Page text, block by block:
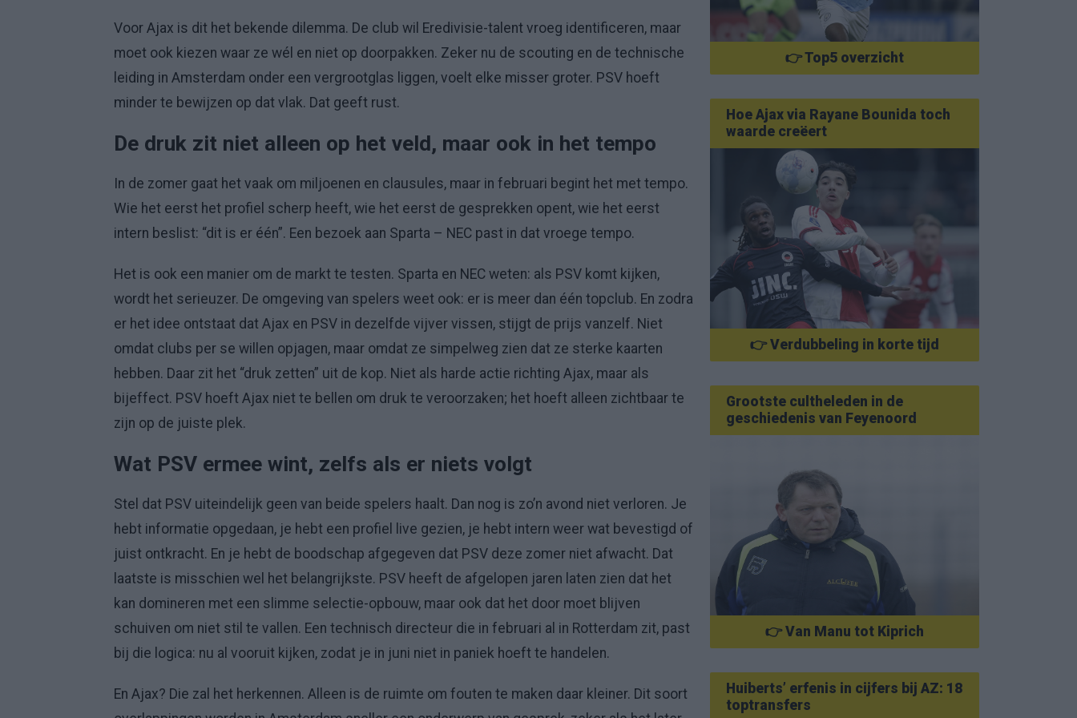
Voor Ajax is dit het bekende dilemma. De club wil Eredivisie-talent vroeg identificeren, maar
moet ook kiezen waar ze wél en niet op doorpakken. Zeker nu de scouting en de technische
leiding in Amsterdam onder een vergrootglas liggen, voelt elke misser groter. PSV hoeft
minder te bewijzen op dat vlak. Dat geeft rust.
De druk zit niet alleen op het veld, maar ook in het tempo
In de zomer gaat het vaak om miljoenen en clausules, maar in februari begint het met tempo.
Wie het eerst het profiel scherp heeft, wie het eerst de gesprekken opent, wie het eerst
intern beslist: “dit is er één”. Een bezoek aan Sparta – NEC past in dat vroege tempo.
Het is ook een manier om de markt te testen. Sparta en NEC weten: als PSV komt kijken,
wordt het serieuzer. De omgeving van spelers weet ook: er is meer dan één topclub. En zodra
er het idee ontstaat dat Ajax en PSV in dezelfde vijver vissen, stijgt de prijs vanzelf. Niet
omdat clubs per se willen opjagen, maar omdat ze simpelweg zien dat ze sterke kaarten
hebben. Daar zit het “druk zetten” uit de kop. Niet als harde actie richting Ajax, maar als
bijeffect. PSV hoeft Ajax niet te bellen om druk te veroorzaken; het hoeft alleen zichtbaar te
zijn op de juiste plek.
Wat PSV ermee wint, zelfs als er niets volgt
Stel dat PSV uiteindelijk geen van beide spelers haalt. Dan nog is zo’n avond niet verloren. Je
hebt informatie opgedaan, je hebt een profiel live gezien, je hebt intern weer wat bevestigd of
juist ontkracht. En je hebt de boodschap afgegeven dat PSV deze zomer niet afwacht. Dat
laatste is misschien wel het belangrijkste. PSV heeft de afgelopen jaren laten zien dat het
kan domineren met een slimme selectie-opbouw, maar ook dat het door moet blijven
schuiven om niet stil te vallen. Een technisch directeur die in februari al in Rotterdam zit, past
bij die logica: nu al vooruit kijken, zodat je in juni niet in paniek hoeft te handelen.
En Ajax? Die zal het herkennen. Alleen is de ruimte om fouten te maken daar kleiner. Dit soort
👉 Top5 overzicht
Hoe Ajax via Rayane Bounida toch
waarde creëert
👉 Verdubbeling in korte tijd
Grootste cultheleden in de
geschiedenis van Feyenoord
👉 Van Manu tot Kiprich
Huiberts’ erfenis in cijfers bij AZ: 18
toptransfers